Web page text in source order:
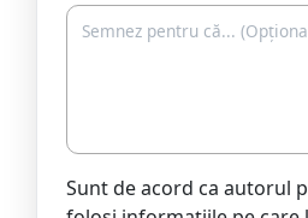
Sunt de acord ca autorul